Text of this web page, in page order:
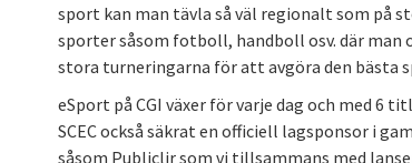
sport kan man tävla så väl regionalt som på
sporter såsom fotboll, handboll osv. där
stora turneringarna för att avgöra den bästa
eSport på CGI växer för varje dag och med 6
SCEC också säkrat en officiell lagsponsor i
såsom Publiclir som vi tillsammans med